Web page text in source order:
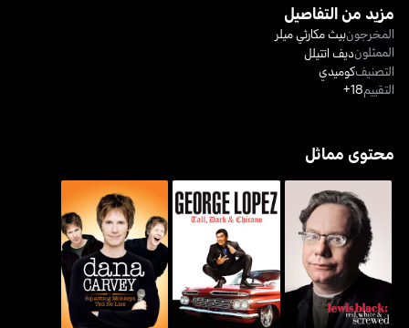
مزيد من التفاصيل
المخرجونبيث مكارثي ميلر
الممثلونديف اتتيلل
التصنيفكوميدي
التقييم18+
محتوى مماثل
لويس بلاك: ريد، وايت آند
سكرود
جورج لوبيز: تول، دارك اند
شيكانو
دانا كارفي: سكواتينغ مونكيز
تيل نو لايز